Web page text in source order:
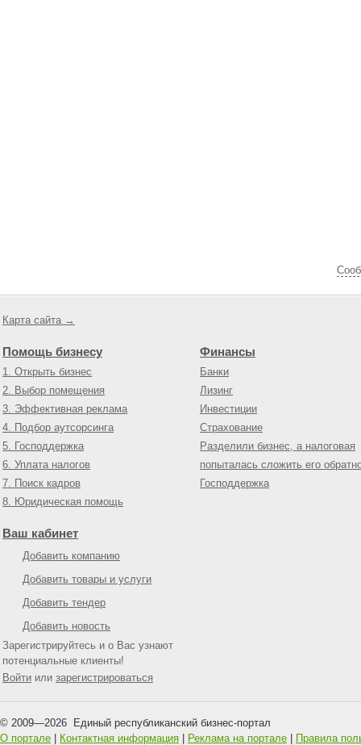
Карта сайта →
Помощь бизнесу
1. Открыть бизнес
2. Выбор помещения
3. Эффективная реклама
4. Подбор аутсорсинга
5. Господдержка
6. Уплата налогов
7. Поиск кадров
8. Юридическая помощь
Финансы
Банки
Лизинг
Инвестиции
Страхование
Разделили бизнес, а налоговая
попыталась сложить его
Господдержка
Ваш кабинет
Добавить компанию
Добавить товары и услуги
Добавить тендер
Добавить новость
Зарегистрируйтесь и о Вас узнают
потенциальные клиенты!
Войти или зарегистрироваться
© 2009—2026 Единый республиканский бизнес-портал
О портале
Контактная информация Реклама на портале Правила